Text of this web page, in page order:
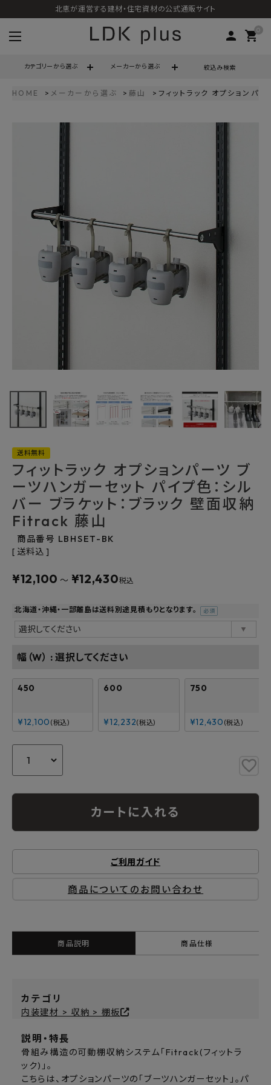
北恵が運営する建材・住宅資材の公式通販サイト
person 0
shopping_cart
カテゴリーから選ぶ メーカーから選ぶ 絞込み検索
06-6121-9302
営業時間 - 10:00～17:00（定休日 - 土日祝）
ACCOUNT MENU
ようこそ ゲスト 様
ログイン person
最近チェックした商品
ト パイプ色：シル
バー ブラケット：
ブラック 壁面収納
FAX注文はこちらから
カテゴリーから選ぶ
メーカーから選ぶ
ご利用ガイド
よくあるご質問
お問い合わせ
メルマガ登録
HOME メーカーから選ぶ 藤山 フィットラック オプションパ
送料無料
フィットラック オプションパーツ ブ
ーツハンガーセット パイプ色：シル
バー ブラケット：ブラック 壁面収納
Fitrack 藤山
商品番号 LBHSET-BK
送料込
¥12,100 〜 ¥12,430税込
北海道・沖縄・一部離島は送料別途見積もりとなります。
(必
幅（W） 選択してください
450
¥12,100 税込
600
¥12,232 税込
750
¥12,430 税込
カートに入れる
ご利用ガイド
商品についてのお問い合わせ
商品説明 商品仕様
カテゴリ
内装建材 > 収納 > 棚板
説明・特長
骨組み構造の可動棚収納システム「Fitrack(フィットラ
ック)」。
こちらは、オプションパーツの「ブーツハンガーセット」。パ